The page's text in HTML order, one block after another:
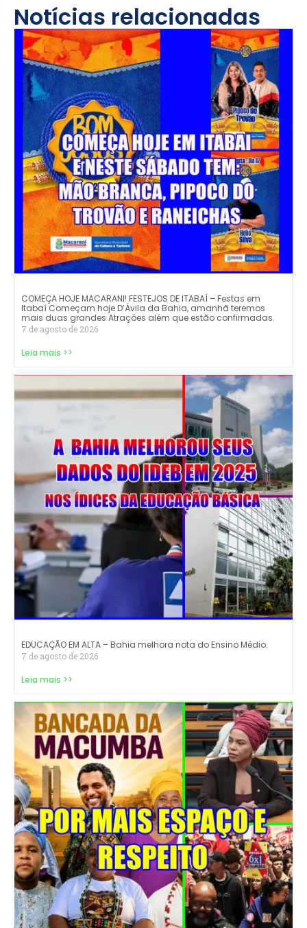
Notícias relacionadas
COMEÇA HOJE MACARANI! FESTEJOS DE ITABAÍ – Festas em
Itabaí Começam hoje D’Ávila da Bahia, amanhã teremos
mais duas grandes Atrações além que estão confirmadas.
7 de agosto de 2026
Leia mais >>
EDUCAÇÃO EM ALTA – Bahia melhora nota do Ensino Médio.
7 de agosto de 2026
Leia mais >>